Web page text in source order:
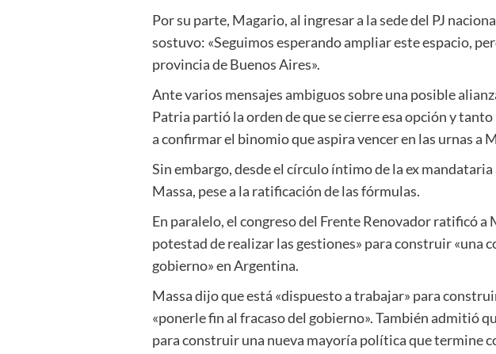
Por su parte, Magario, al ingresar a la sede del PJ
sostuvo: «Seguimos esperando ampliar este espacio,
provincia de Buenos Aires».
Ante varios mensajes ambiguos sobre una posible
Patria partió la orden de que se cierre esa opción y
a confirmar el binomio que aspira vencer en las urnas a
Sin embargo, desde el círculo íntimo de la ex
Massa, pese a la ratificación de las fórmulas.
En paralelo, el congreso del Frente Renovador ratificó a
potestad de realizar las gestiones» para construir «una
gobierno» en Argentina.
Massa dijo que está «dispuesto a trabajar» para
«ponerle fin al fracaso del gobierno». También admitió
para construir una nueva mayoría política que termine